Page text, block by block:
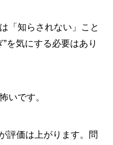
「知らされない」こと
を気にする必要はあり
いです。
評価は上がります。問